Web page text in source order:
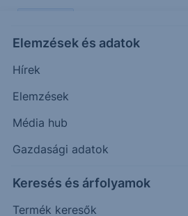
Elemzések és adatok
Hírek
Elemzések
Média hub
Gazdasági adatok
Keresés és árfolyamok
Termék keresők
Unió
Az Európai Bizottság szóvivője
egyedül az Apple felelőssége,